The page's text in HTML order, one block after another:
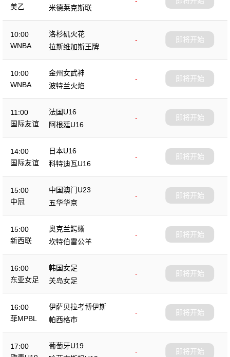
美乙
米德莱克斯联
10:00
WNBA
洛杉矶火花
-
拉斯维加斯王牌
即将开始
10:00
WNBA
金州女武神
-
波特兰火焰
即将开始
11:00
国际友谊
法国U16
-
阿根廷U16
即将开始
14:00
国际友谊
日本U16
-
科特迪瓦U16
即将开始
15:00
中冠
中国澳门U23
-
五华华京
即将开始
15:00
新西联
奥克兰鳄蜥
-
坎特伯雷公羊
即将开始
16:00
东亚女足
韩国女足
-
关岛女足
即将开始
16:00
菲MPBL
伊萨贝拉考博伊斯
-
帕西格市
即将开始
17:00
葡萄牙U19
-
即将开始